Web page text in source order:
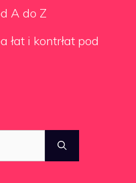
A do Z
łat i kontrłat pod